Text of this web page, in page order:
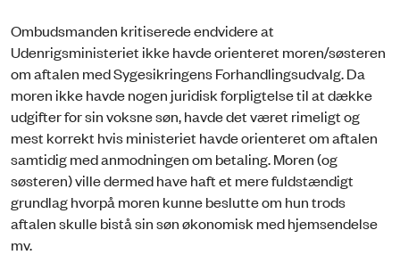
Ombudsmanden kritiserede endvidere at
Udenrigsministeriet ikke havde orienteret moren/søsteren
om aftalen med Sygesikringens Forhandlingsudvalg. Da
moren ikke havde nogen juridisk forpligtelse til at dække
udgifter for sin voksne søn, havde det været rimeligt og
mest korrekt hvis ministeriet havde orienteret om aftalen
samtidig med anmodningen om betaling. Moren (og
søsteren) ville dermed have haft et mere fuldstændigt
grundlag hvorpå moren kunne beslutte om hun trods
aftalen skulle bistå sin søn økonomisk med hjemsendelse
mv.